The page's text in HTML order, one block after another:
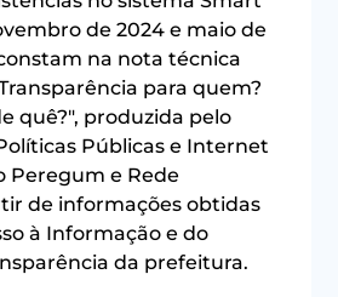
de 2024 e maio de
na nota técnica
para quem?
quê?", produzida pelo
Públicas e Internet
Peregum e Rede
de informações obtidas
à Informação e do
da prefeitura.